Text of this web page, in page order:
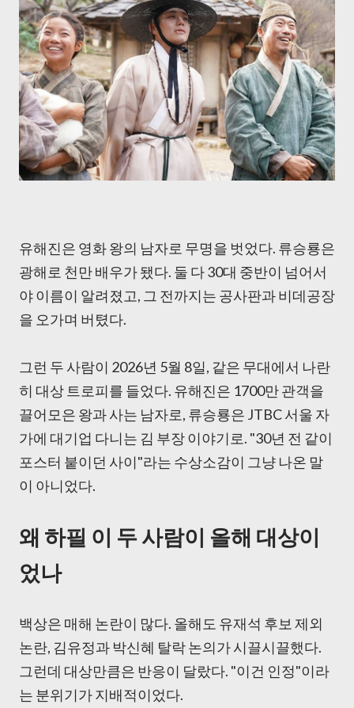
유해진은 영화 왕의 남자로 무명을 벗었다. 류승룡은
광해로 천만 배우가 됐다. 둘 다 30대 중반이 넘어서
야 이름이 알려졌고, 그 전까지는 공사판과 비데공장
을 오가며 버텼다.
그런 두 사람이 2026년 5월 8일, 같은 무대에서 나란
히 대상 트로피를 들었다. 유해진은 1700만 관객을
끌어모은 왕과 사는 남자로, 류승룡은 JTBC 서울 자
가에 대기업 다니는 김 부장 이야기로. "30년 전 같이
포스터 붙이던 사이"라는 수상소감이 그냥 나온 말
이 아니었다.
왜 하필 이 두 사람이 올해 대상이
었나
백상은 매해 논란이 많다. 올해도 유재석 후보 제외
논란, 김유정과 박신혜 탈락 논의가 시끌시끌했다.
그런데 대상만큼은 반응이 달랐다. "이건 인정"이라
는 분위기가 지배적이었다.